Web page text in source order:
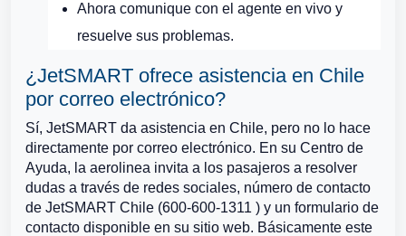
Ahora comunique con el agente en vivo y
resuelve sus problemas.
¿JetSMART ofrece asistencia en Chile
por correo electrónico?
Sí, JetSMART da asistencia en Chile, pero no lo hace
directamente por correo electrónico. En su Centro de
Ayuda, la aerolinea invita a los pasajeros a resolver
dudas a través de redes sociales, número de contacto
de JetSMART Chile (600-600-1311 ) y un formulario de
contacto disponible en su sitio web. Básicamente este